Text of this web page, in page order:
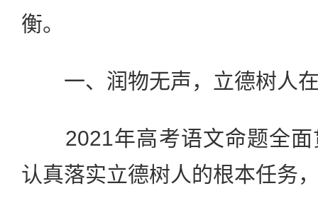
衡。
一、润物无声，立德树人在
2021年高考语文命题全面
认真落实立德树人的根本任务